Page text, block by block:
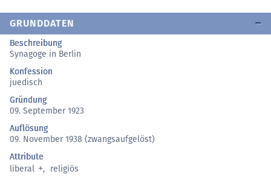
GRUNDDATEN
Beschreibung
Synagoge in Berlin
Konfession
juedisch
Gründung
09. September 1923
Auflösung
09. November 1938 (zwangsaufgelöst)
Attribute
liberal
, religiös